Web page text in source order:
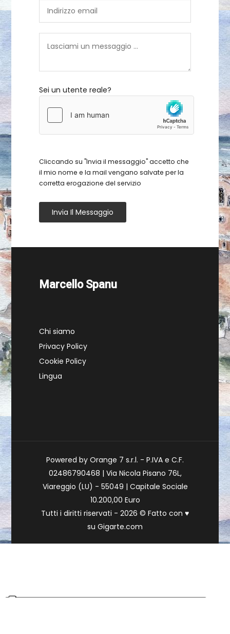
Sei un utente reale?
Cliccando su "Invia il messaggio" accetto che
il mio nome e la mail vengano salvate per la
corretta erogazione del servizio
Invia Il Messaggio
Marcello Spanu
Chi siamo
Privacy Policy
Cookie Policy
Lingua
Powered by Orange 7 s.r.l. - P.IVA e C.F.
02486790468 | Via Nicola Pisano 76L,
Viareggio (LU) - 55049 | Capitale Sociale
10.200,00 Euro
Tutti i diritti riservati - 2026 © Fatto con ♥
su Gigarte.com